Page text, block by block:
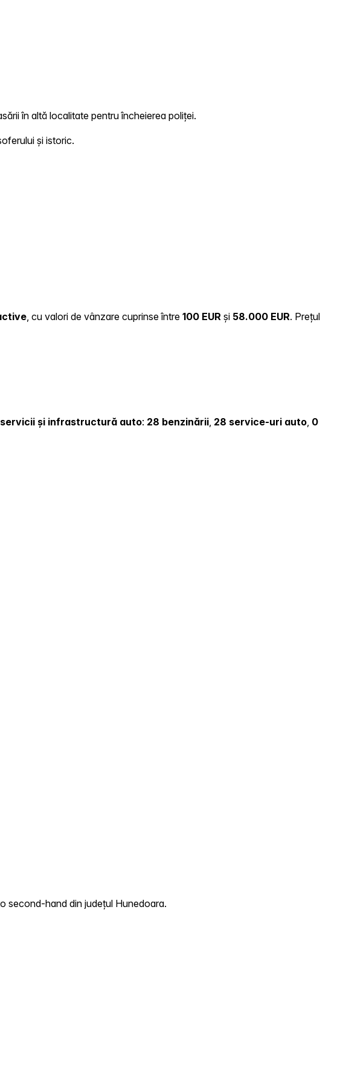
în altă localitate pentru încheierea poliței.
și istoric.
, cu valori de vânzare cuprinse între 100 EUR și 58.000 EUR. Prețul
și infrastructură auto: 28 benzinării, 28 service-uri auto, 0
second-hand din județul Hunedoara.